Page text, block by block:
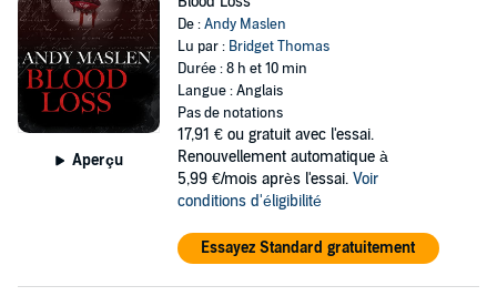
Aperçu
De :Andy Maslen
Lu par : Bridget Thomas
Durée : 8 h et 10 min
Langue : Anglais
Pas de notations
17,91 € ou gratuit avec l'essai.
Renouvellement automatique à
5,99 €/mois après l'essai. Voir
conditions d'éligibilité
Essayez Standard gratuitement